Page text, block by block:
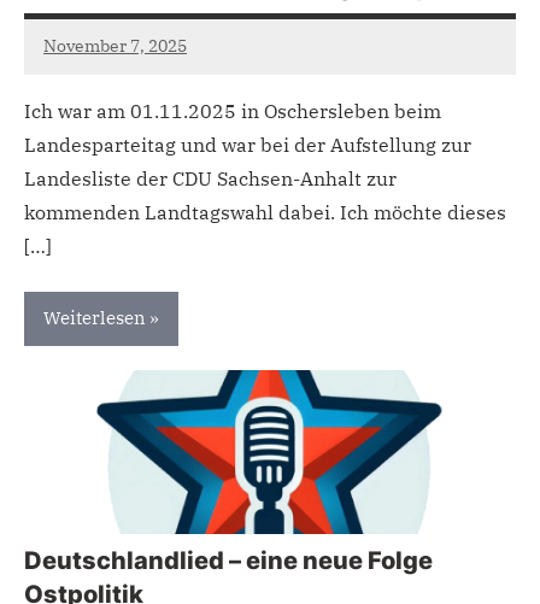
November 7, 2025
admin
Ich war am 01.11.2025 in Oschersleben beim
Landesparteitag und war bei der Aufstellung zur
Landesliste der CDU Sachsen-Anhalt zur
kommenden Landtagswahl dabei. Ich möchte dieses
[…]
Weiterlesen
Uncategorized
Deutschlandlied – eine neue Folge
Ostpolitik